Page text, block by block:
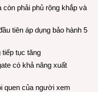
còn phải phủ rộng khắp và
tiên áp dụng bảo hành 5
tục tăng
có khả năng xuất
quen của người xem